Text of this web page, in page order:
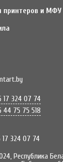
принтеров и МФУ
17 324 07 74
44 75 75 518
17 324 07 74
Республика